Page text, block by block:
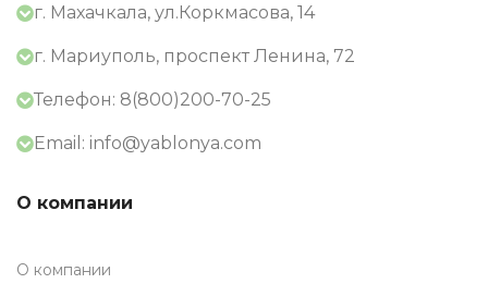
г. Махачкала, ул.Коркмасова, 14
г. Мариуполь, проспект Ленина, 72
Телефон: 8(800)200-70-25
Email: info@yablonya.com
О компании
О компании